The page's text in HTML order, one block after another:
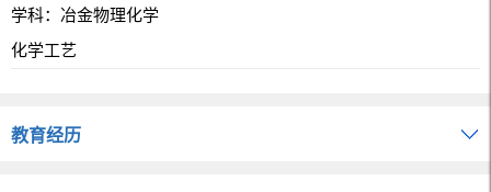
学科：冶金物理化学
化学工艺
教育经历